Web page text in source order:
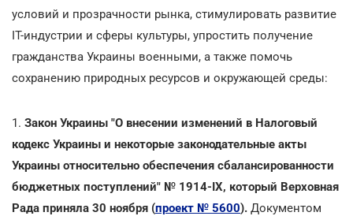
условий и прозрачности рынка, стимулировать развитие
IT-индустрии и сферы культуры, упростить получение
гражданства Украины военными, а также помочь
сохранению природных ресурсов и окружающей среды:
1. Закон Украины "О внесении изменений в Налоговый
кодекс Украины и некоторые законодательные акты
Украины относительно обеспечения сбалансированности
бюджетных поступлений" № 1914-ІХ, который Верховная
Рада приняла 30 ноября (проект № 5600). Документом